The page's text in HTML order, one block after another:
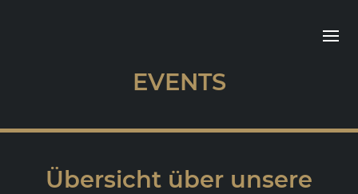
EVENTS
Übersicht über unsere